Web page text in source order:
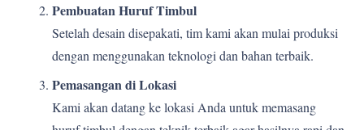
Pembuatan Huruf Timbul
Setelah desain disepakati, tim kami akan mulai produksi
dengan menggunakan teknologi dan bahan terbaik.
Pemasangan di Lokasi
Kami akan datang ke lokasi Anda untuk memasang